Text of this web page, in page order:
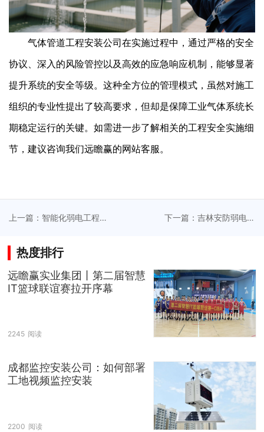
气体管道工程安装公司在实施过程中，通过严格的安全
协议、深入的风险管控以及高效的应急响应机制，能够显著
提升系统的安全等级。这种全方位的管理模式，虽然对施工
组织的专业性提出了较高要求，但却是保障工业气体系统长
期稳定运行的关键。如需进一步了解相关的工程安全实施细
节，建议咨询我们远瞻赢的网站客服。
上一篇：智能化弱电工程
实现环境友好型可持续发
展模式
下一篇：吉林安防弱电系
热度排行
远瞻赢实业集团丨第二届智慧
IT篮球联谊赛拉开序幕
2245 阅读
成都监控安装公司：如何部署
工地视频监控安装
2200 阅读